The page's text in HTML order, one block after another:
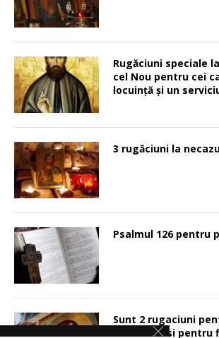
Rugăciuni speciale
cel Nou pentru cei
locuinţă şi un
3 rugăciuni la
Psalmul 126 pentru
Sunt 2 rugaciuni
pentru fiu si pentru